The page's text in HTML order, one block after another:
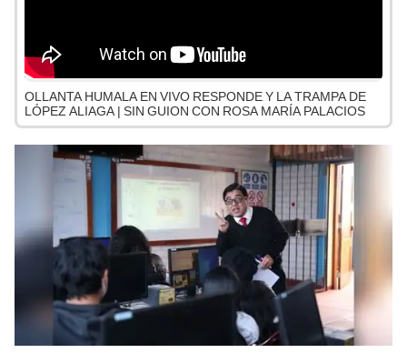
OLLANTA HUMALA EN VIVO RESPONDE Y LA TRAMPA DE
LÓPEZ ALIAGA | SIN GUION CON ROSA MARÍA PALACIOS